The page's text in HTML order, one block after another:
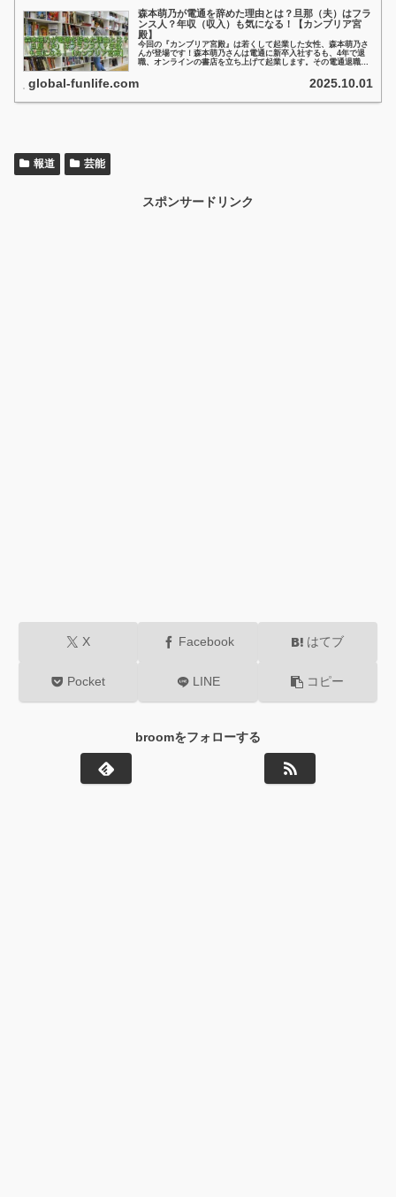
森本萌乃が電通を辞めた理由とは？旦那（夫）はフラ
ンス人？年収（収入）も気になる！【カンブリア宮
殿】
今回の『カンブリア宮殿』は若くして起業した女性、森本萌乃さ
んが登場です！森本萌乃さんは電通に新卒入社するも、4年で退
職、オンラインの書店を立ち上げて起業します。その電通退職の
global-funlife.com 2025.10.01
報道 芸能
スポンサードリンク
X Facebook はてブ
Pocket LINE コピー
broomをフォローする